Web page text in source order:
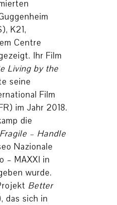
K21,
Centre
Ihr Film
Living by the
seine
Film
im Jahr 2018.
die
Fragile – Handle
Nazionale
– MAXXI in
wurde.
Better
das sich in